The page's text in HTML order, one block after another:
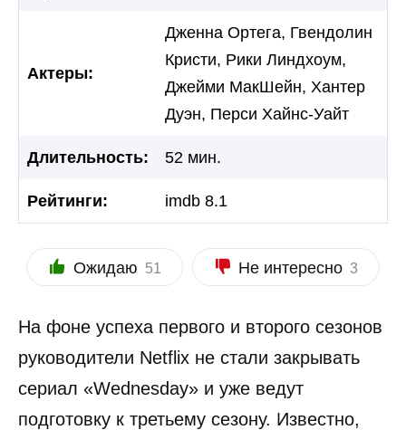
Актеры:
Дженна Ортега, Гвендолин
Кристи, Рики Линдхоум,
Джейми МакШейн, Хантер
Дуэн, Перси Хайнс-Уайт
Длительность: 52 мин.
Рейтинги: imdb 8.1
Ожидаю 51 Не интересно 3
На фоне успеха первого и второго сезонов
руководители Netflix не стали закрывать
сериал «Wednesday» и уже ведут
подготовку к третьему сезону. Известно,